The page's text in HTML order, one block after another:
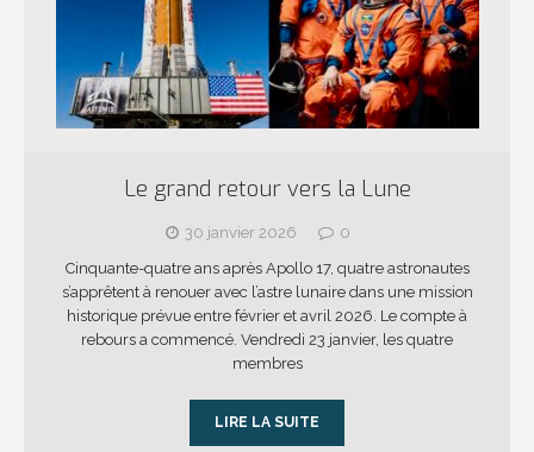
Le grand retour vers la Lune
30 janvier 2026
0
Cinquante-quatre ans après Apollo 17, quatre astronautes
s’apprêtent à renouer avec l’astre lunaire dans une mission
historique prévue entre février et avril 2026. Le compte à
rebours a commencé. Vendredi 23 janvier, les quatre
membres
LIRE LA SUITE